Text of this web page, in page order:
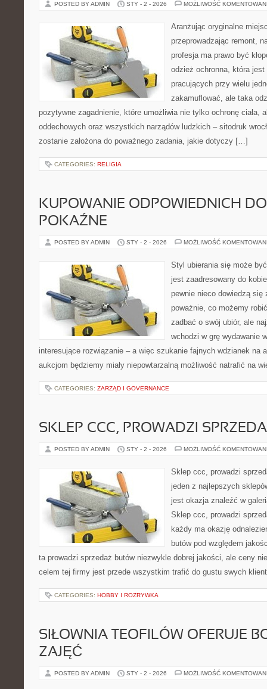
POSTED BY ADMIN STY - 2 - 2026 MOŻLIWOŚĆ
Aranżując oryginalne
przeprowadzając remont,
profesja ma prawo być
odzież ochronna, która jest
pracujących przy wielu
zakamuflować, ale taka
pozytywne zagadnienie, które umożliwia nie tylko ochronę ciała,
oddechowych oraz wszystkich narządów ludzkich – sitodruk
zostanie założona do poważnego zadania, jakie dotyczy […]
CATEGORIES: RELIGIA
KUPOWANIE ODPOWIEDNICH
POKAŹNE
POSTED BY ADMIN STY - 2 - 2026 MOŻLIWOŚĆ
Styl ubierania się może
jest zaadresowany do
pewnie nieco dowiedzą
poważnie, co możemy
zadbać o swój ubiór, ale
wchodzi w grę wydawanie
interesujące rozwiązanie – a więc szukanie fajnych wdzianek na
aukcjom będziemy miały niepowtarzalną możliwość natrafić na
CATEGORIES: ZARZĄD I GOVERNANCE
SKLEP CCC, PROWADZI
POSTED BY ADMIN STY - 2 - 2026 MOŻLIWOŚĆ
Sklep ccc, prowadzi
jeden z najlepszych
jest okazja znaleźć w
Sklep ccc, prowadzi
każdy ma okazję
butów pod względem
ta prowadzi sprzedaż butów niezwykle dobrej jakości, ale ceny
celem tej firmy jest przede wszystkim trafić do gustu swych
CATEGORIES: HOBBY I ROZRYWKA
SIŁOWNIA TEOFILÓW OFERUJE
ZAJĘĆ
POSTED BY ADMIN STY - 2 - 2026 MOŻLIWOŚĆ